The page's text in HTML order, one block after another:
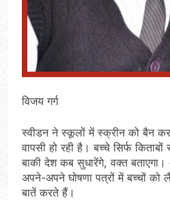
विजय गर्ग
स्वीडन ने स्कूलों में स्क्रीन को बैन कर
वापसी हो रही है। बच्चे सिर्फ
बाकी देश कब सुधारेंगे, वक्त
अपने-अपने घोषणा पत्रों में बच्चों को
बातें करते हैं।